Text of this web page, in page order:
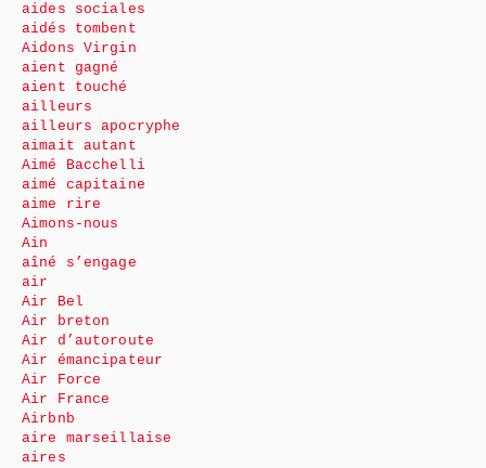
aides sociales
aidés tombent
Aidons Virgin
aient gagné
aient touché
ailleurs
ailleurs apocryphe
aimait autant
Aimé Bacchelli
aimé capitaine
aime rire
Aimons-nous
Ain
aîné s’engage
air
Air Bel
Air breton
Air d’autoroute
Air émancipateur
Air Force
Air France
Airbnb
aire marseillaise
aires